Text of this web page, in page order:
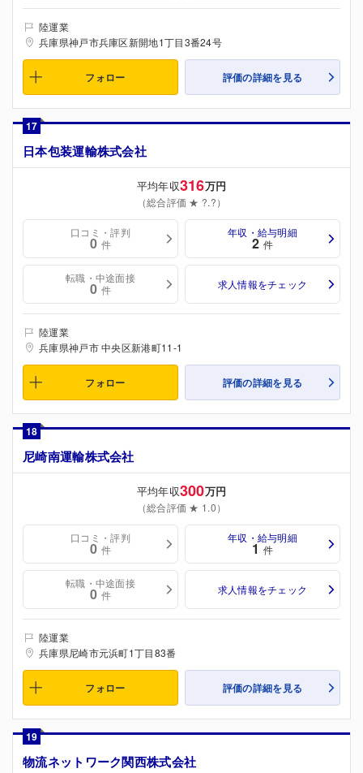
陸運業
兵庫県神戸市兵庫区新開地1丁目3番24号
フォロー 評価の詳細を見る
17
日本包装運輸株式会社
平均年収316万円
（総合評価 ★ ?.?）
口コミ・評判
0 件
年収・給与明細
2 件
転職・中途面接
0 件 求人情報をチェック
陸運業
兵庫県神戸市 中央区新港町11-1
フォロー 評価の詳細を見る
18
尼崎南運輸株式会社
平均年収300万円
（総合評価 ★ 1.0）
口コミ・評判
0 件
年収・給与明細
1 件
転職・中途面接
0 件 求人情報をチェック
陸運業
兵庫県尼崎市元浜町1丁目83番
フォロー 評価の詳細を見る
19
物流ネットワーク関西株式会社